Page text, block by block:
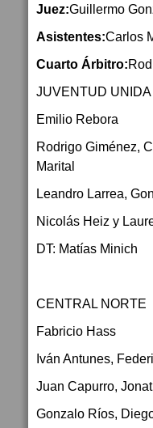
Juez:Guillermo
Asistentes:Carlos
Cuarto Árbitro:
JUVENTUD UNIDA
Emilio Rebora
Rodrigo Giménez,
Marital
Leandro Larrea,
Nicolás Heiz y
DT: Matías Minich
CENTRAL NORTE
Fabricio Hass
Iván Antunes,
Juan Capurro,
Gonzalo Ríos,